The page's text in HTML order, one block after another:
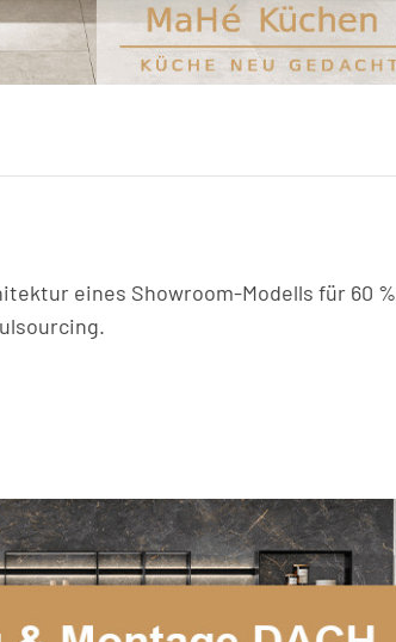
eines Showroom-Modells für 60 %